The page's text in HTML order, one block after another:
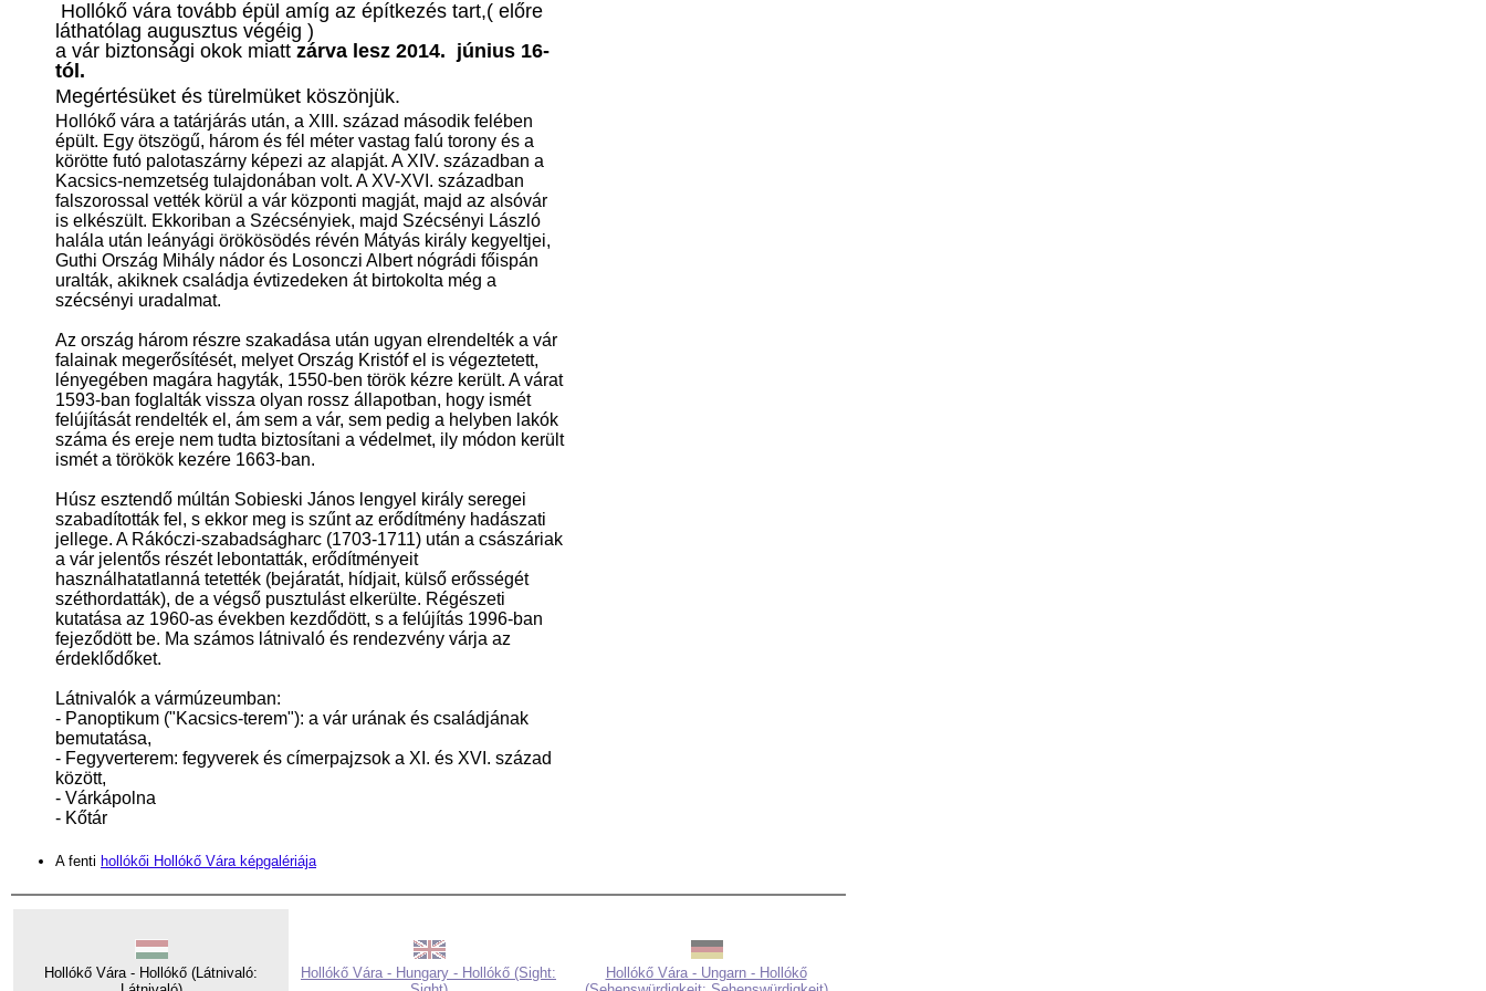
Hollókő vára tovább épül amíg az építkezés tart,( előre
láthatólag augusztus végéig )
a vár biztonsági okok miatt zárva lesz 2014. június 16-
tól.
Megértésüket és türelmüket köszönjük.
Hollókő vára a tatárjárás után, a XIII. század második felében
épült. Egy ötszögű, három és fél méter vastag falú torony és a
körötte futó palotaszárny képezi az alapját. A XIV. században a
Kacsics-nemzetség tulajdonában volt. A XV-XVI. században
falszorossal vették körül a vár központi magját, majd az alsóvár
is elkészült. Ekkoriban a Szécsényiek, majd Szécsényi László
halála után leányági örökösödés révén Mátyás király kegyeltjei,
Guthi Ország Mihály nádor és Losonczi Albert nógrádi főispán
uralták, akiknek családja évtizedeken át birtokolta még a
szécsényi uradalmat.
Az ország három részre szakadása után ugyan elrendelték a vár
falainak megerősítését, melyet Ország Kristóf el is végeztetett,
lényegében magára hagyták, 1550-ben török kézre került. A várat
1593-ban foglalták vissza olyan rossz állapotban, hogy ismét
felújítását rendelték el, ám sem a vár, sem pedig a helyben lakók
száma és ereje nem tudta biztosítani a védelmet, ily módon került
ismét a törökök kezére 1663-ban.
Húsz esztendő múltán Sobieski János lengyel király seregei
szabadították fel, s ekkor meg is szűnt az erődítmény hadászati
jellege. A Rákóczi-szabadságharc (1703-1711) után a császáriak
a vár jelentős részét lebontatták, erődítményeit
használhatatlanná tetették (bejáratát, hídjait, külső erősségét
széthordatták), de a végső pusztulást elkerülte. Régészeti
kutatása az 1960-as években kezdődött, s a felújítás 1996-ban
fejeződött be. Ma számos látnivaló és rendezvény várja az
érdeklődőket.
Látnivalók a vármúzeumban:
- Panoptikum ("Kacsics-terem"): a vár urának és családjának
bemutatása,
- Fegyverterem: fegyverek és címerpajzsok a XI. és XVI. század
között,
- Várkápolna
- Kőtár
A fenti hollókői Hollókő Vára képgalériája
Hollókő Vára - Hollókő (Látnivaló:
Hollókő Vára - Hungary - Hollókő (Sight:
Hollókő Vára - Ungarn - Hollókő